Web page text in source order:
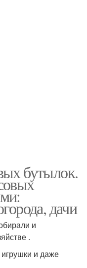
бутылок.
дачи
и
.
и даже